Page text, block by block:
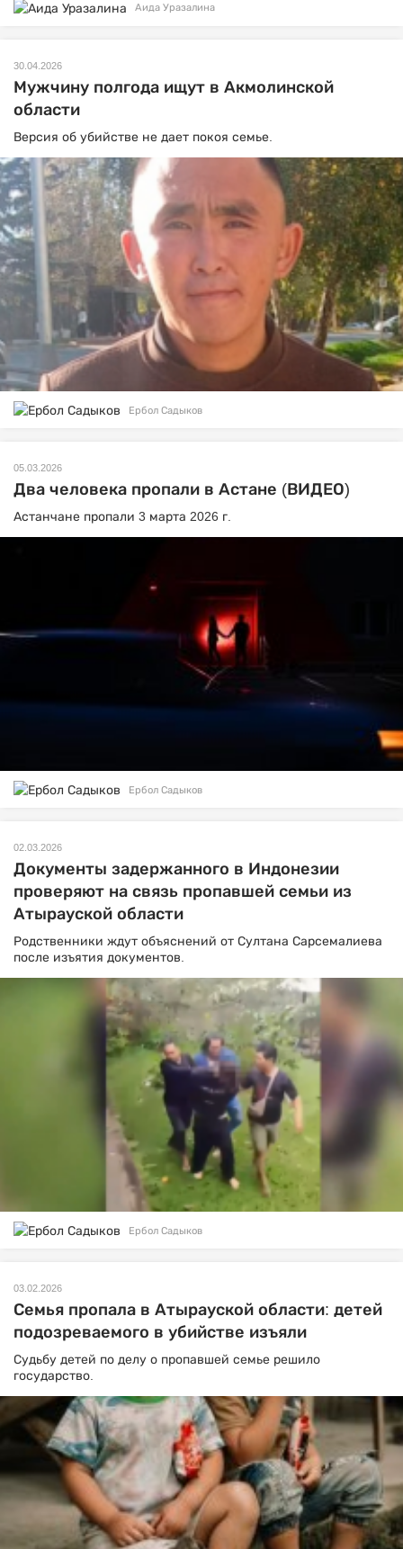
Аида Уразалина
30.04.2026
Мужчину полгода ищут в Акмолинской
области
Версия об убийстве не дает покоя семье.
Ербол Садыков
05.03.2026
Два человека пропали в Астане (ВИДЕО)
Астанчане пропали 3 марта 2026 г.
Ербол Садыков
02.03.2026
Документы задержанного в Индонезии
проверяют на связь пропавшей семьи из
Атырауской области
Родственники ждут объяснений от Султана Сарсемалиева
после изъятия документов.
Ербол Садыков
03.02.2026
Семья пропала в Атырауской области: детей
подозреваемого в убийстве изъяли
Судьбу детей по делу о пропавшей семье решило
государство.